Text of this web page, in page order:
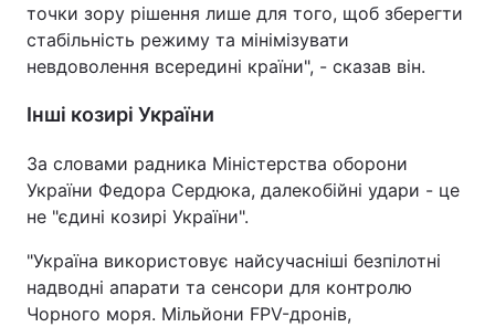
точки зору рішення лише для того, щоб зберегти
стабільність режиму та мінімізувати
невдоволення всередині країни", - сказав він.
Інші козирі України
За словами радника Міністерства оборони
України Федора Сердюка, далекобійні удари - це
не "єдині козирі України".
"Україна використовує найсучасніші безпілотні
надводні апарати та сенсори для контролю
Чорного моря. Мільйони FPV-дронів,